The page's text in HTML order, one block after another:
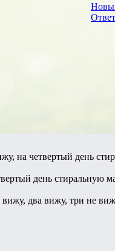
на четвертый день
день стиральную
два вижу, три не